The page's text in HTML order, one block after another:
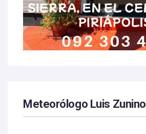
Meteorólogo Luis Zunino